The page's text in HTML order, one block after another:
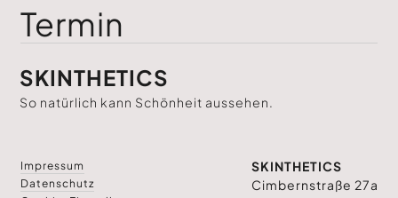
Termin
SKINTHETICS
So natürlich kann Schönheit aussehen.
Impressum
Datenschutz
SKINTHETICS
Cimbernstraße 27a